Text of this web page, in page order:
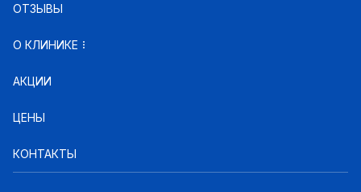
ОТЗЫВЫ
О КЛИНИКЕ
АКЦИИ
ЦЕНЫ
КОНТАКТЫ